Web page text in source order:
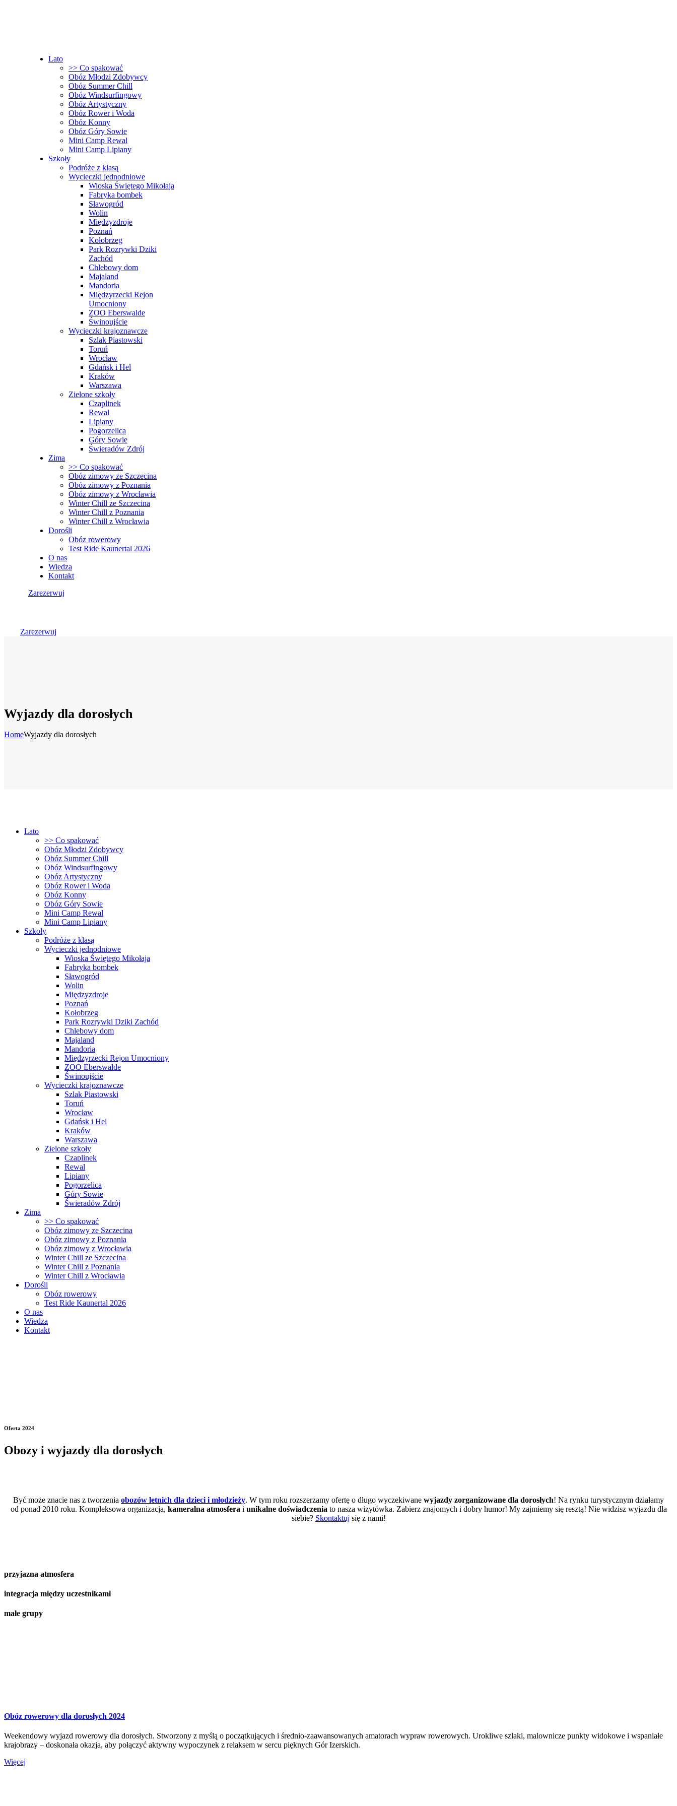
Lato
>> Co spakować
Obóz Młodzi Zdobywcy
Obóz Summer Chill
Obóz Windsurfingowy
Obóz Artystyczny
Obóz Rower i Woda
Obóz Konny
Obóz Góry Sowie
Mini Camp Rewal
Mini Camp Lipiany
Szkoły
Podróże z klasą
Wycieczki jednodniowe
Wioska Świętego Mikołaja
Fabryka bombek
Sławogród
Wolin
Międzyzdroje
Poznań
Kołobrzeg
Park Rozrywki Dziki
Zachód
Chlebowy dom
Majaland
Mandoria
Międzyrzecki Rejon
Umocniony
ZOO Eberswalde
Świnoujście
Wycieczki krajoznawcze
Szlak Piastowski
Toruń
Wrocław
Gdańsk i Hel
Kraków
Warszawa
Zielone szkoły
Czaplinek
Rewal
Lipiany
Pogorzelica
Góry Sowie
Świeradów Zdrój
Zima
>> Co spakować
Obóz zimowy ze Szczecina
Obóz zimowy z Poznania
Obóz zimowy z Wrocławia
Winter Chill ze Szczecina
Winter Chill z Poznania
Winter Chill z Wrocławia
Dorośli
Obóz rowerowy
Test Ride Kaunertal 2026
O nas
Wiedza
Kontakt
Zarezerwuj
Zarezerwuj
Wyjazdy dla dorosłych
HomeWyjazdy dla dorosłych
Lato
>> Co spakować
Obóz Młodzi Zdobywcy
Obóz Summer Chill
Obóz Windsurfingowy
Obóz Artystyczny
Obóz Rower i Woda
Obóz Konny
Obóz Góry Sowie
Mini Camp Rewal
Mini Camp Lipiany
Szkoły
Podróże z klasą
Wycieczki jednodniowe
Wioska Świętego Mikołaja
Fabryka bombek
Sławogród
Wolin
Międzyzdroje
Poznań
Kołobrzeg
Park Rozrywki Dziki Zachód
Chlebowy dom
Majaland
Mandoria
Międzyrzecki Rejon Umocniony
ZOO Eberswalde
Świnoujście
Wycieczki krajoznawcze
Szlak Piastowski
Toruń
Wrocław
Gdańsk i Hel
Kraków
Warszawa
Zielone szkoły
Czaplinek
Rewal
Lipiany
Pogorzelica
Góry Sowie
Świeradów Zdrój
Zima
>> Co spakować
Obóz zimowy ze Szczecina
Obóz zimowy z Poznania
Obóz zimowy z Wrocławia
Winter Chill ze Szczecina
Winter Chill z Poznania
Winter Chill z Wrocławia
Dorośli
Obóz rowerowy
Test Ride Kaunertal 2026
O nas
Wiedza
Kontakt
Oferta 2024
Obozy i wyjazdy dla dorosłych
Być może znacie nas z tworzenia obozów letnich dla dzieci i młodzieży. W tym roku rozszerzamy ofertę o długo wyczekiwane wyjazdy zorganizowane dla dorosłych! Na rynku turystycznym działamy
od ponad 2010 roku. Kompleksowa organizacja, kameralna atmosfera i unikalne doświadczenia to nasza wizytówka. Zabierz znajomych i dobry humor! My zajmiemy się resztą! Nie widzisz wyjazdu dla
siebie? Skontaktuj się z nami!
przyjazna atmosfera
integracja między uczestnikami
małe grupy
Obóz rowerowy dla dorosłych 2024
Weekendowy wyjazd rowerowy dla dorosłych. Stworzony z myślą o początkujących i średnio-zaawansowanych amatorach wypraw rowerowych. Urokliwe szlaki, malownicze punkty widokowe i wspaniałe
krajobrazy – doskonała okazja, aby połączyć aktywny wypoczynek z relaksem w sercu pięknych Gór Izerskich.
Więcej